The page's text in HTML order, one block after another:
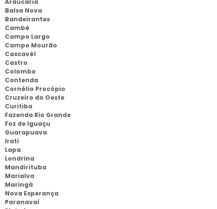
Araucária
Balsa Nova
Bandeirantes
Cambé
Campo Largo
Campo Mourão
Cascavél
Castro
Colombo
Contenda
Cornélio Procópio
Cruzeiro do Oeste
Curitiba
Fazenda Rio Grande
Foz de Iguaçu
Guarapuava
Irati
Lapa
Londrina
Mandirituba
Marialva
Maringá
Nova Esperança
Paranavaí